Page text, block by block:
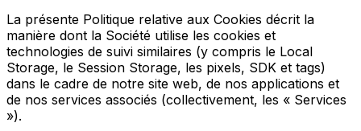
La présente Politique relative aux Cookies décrit la
manière dont la Société utilise les cookies et
technologies de suivi similaires (y compris le Local
Storage, le Session Storage, les pixels, SDK et tags)
dans le cadre de notre site web, de nos applications et
de nos services associés (collectivement, les « Services
»).